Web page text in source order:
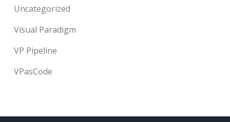
Uncategorized
Visual Paradigm
VP Pipeline
VPasCode